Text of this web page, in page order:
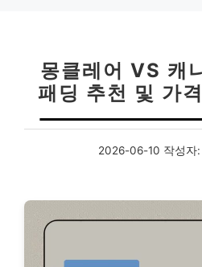
몽클레어 VS 캐
패딩 추천 및 가
2026-06-10 작성자: